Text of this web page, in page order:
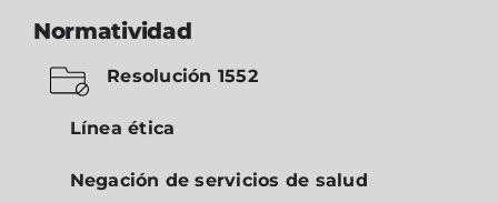
Normatividad
Resolución 1552
Línea ética
Negación de servicios de salud